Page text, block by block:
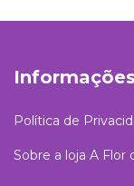
Política de
Sobre a loja A Flor